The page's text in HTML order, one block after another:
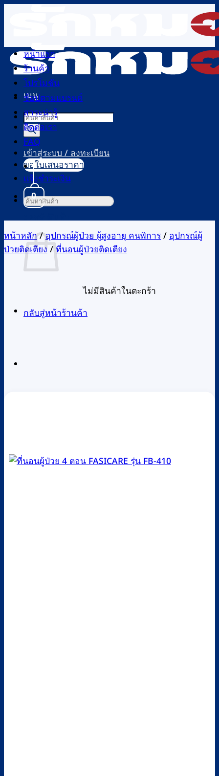
เนื้อหา
เมนู
Products
search
เข้าสู่ระบบ / ลงทะเบียน
0
ตะกร้าสินค้า
ไม่มีสินค้าในตะกร้า
กลับสู่หน้าร้านค้า
หน้าแรก
ร้านค้า
โปรโมชัน
ช้อปตามแบรนด์
สาระน่ารู้
ติดต่อเรา
FAQ
ขอใบเสนอราคา
แจ้งชำระเงิน
ค้นหา:
หน้าหลัก/อุปกรณ์ผู้ป่วย ผู้สูงอายุ คนพิการ/อุปกรณ์ผู้
ป่วยติดเตียง/ที่นอนผู้ป่วยติดเตียง